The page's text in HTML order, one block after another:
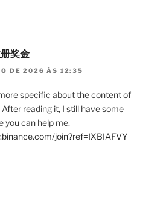
奖金
DE 2026 ÀS 12:35
specific about the content of
reading it, I still have some
you can help me.
join?ref=IXBIAFVY